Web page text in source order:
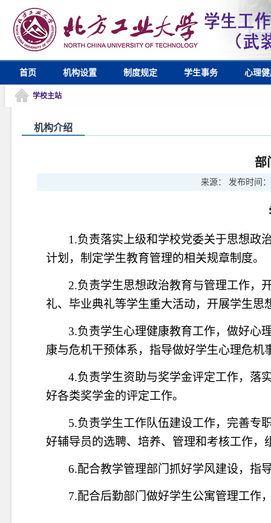
首页 机构设置 制度规定 学生事务 心理
学校主站
机构介绍
部
来源： 发布时间：
1.负责落实上级和学校党委关于思想政
计划， 制定学生教育管理的相关规章制度。
2.负责学生思想政治教育与管理工作，
礼、毕业典礼等学生重大活动，开展学生
3.负责学生心理健康教育工作，做好心
康与危机干预体系，指导做好学生心理危机
4.负责学生资助与奖学金评定工作，落
好各类奖学金的评定工作。
5.负责学生工作队伍建设工作，完善专
好辅导员的选聘、培养、管理和考核工作
6.配合教学管理部门抓好学风建设，指
7.配合后勤部门做好学生公寓管理工作